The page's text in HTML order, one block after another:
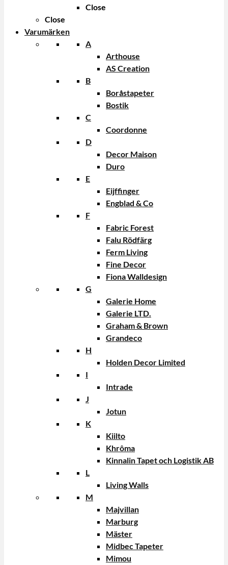
Close
Close
Varumärken
A
Arthouse
AS Creation
B
Boråstapeter
Bostik
C
Coordonne
D
Decor Maison
Duro
E
Eijffinger
Engblad & Co
F
Fabric Forest
Falu Rödfärg
Ferm Living
Fine Decor
Fiona Walldesign
G
Galerie Home
Galerie LTD.
Graham & Brown
Grandeco
H
Holden Decor Limited
I
Intrade
J
Jotun
K
Kiilto
Khrôma
Kinnalin Tapet och Logistik AB
L
Living Walls
M
Majvillan
Marburg
Mäster
Midbec Tapeter
Mimou